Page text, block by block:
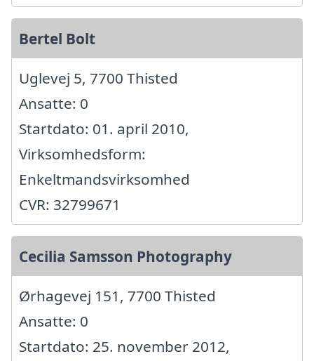
Bertel Bolt
Uglevej 5, 7700 Thisted
Ansatte: 0
Startdato: 01. april 2010,
Virksomhedsform:
Enkeltmandsvirksomhed
CVR: 32799671
Cecilia Samsson Photography
Ørhagevej 151, 7700 Thisted
Ansatte: 0
Startdato: 25. november 2012,